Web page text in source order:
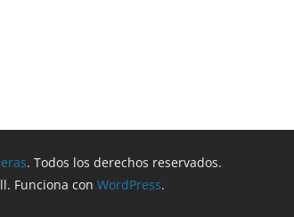
. Todos los derechos reservados.
Funciona con WordPress.